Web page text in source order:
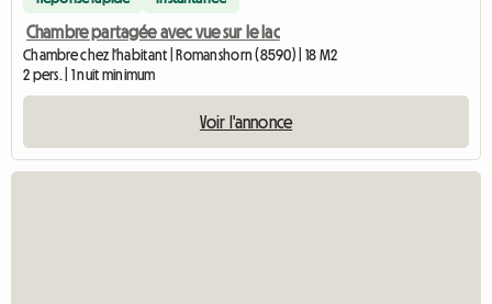
Chambre partagée avec vue sur le lac
Chambre chez l'habitant | Romanshorn (8590) | 18 M2
2 pers. | 1 nuit minimum
Voir l'annonce